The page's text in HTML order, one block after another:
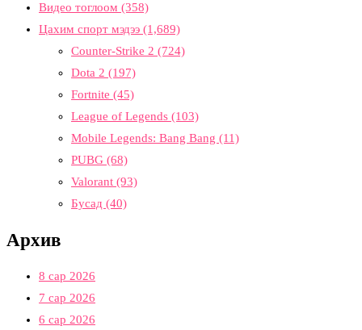
Видео тоглоом (358)
Цахим спорт мэдээ (1,689)
Counter-Strike 2 (724)
Dota 2 (197)
Fortnite (45)
League of Legends (103)
Mobile Legends: Bang Bang (11)
PUBG (68)
Valorant (93)
Бусад (40)
Архив
8 сар 2026
7 сар 2026
6 сар 2026